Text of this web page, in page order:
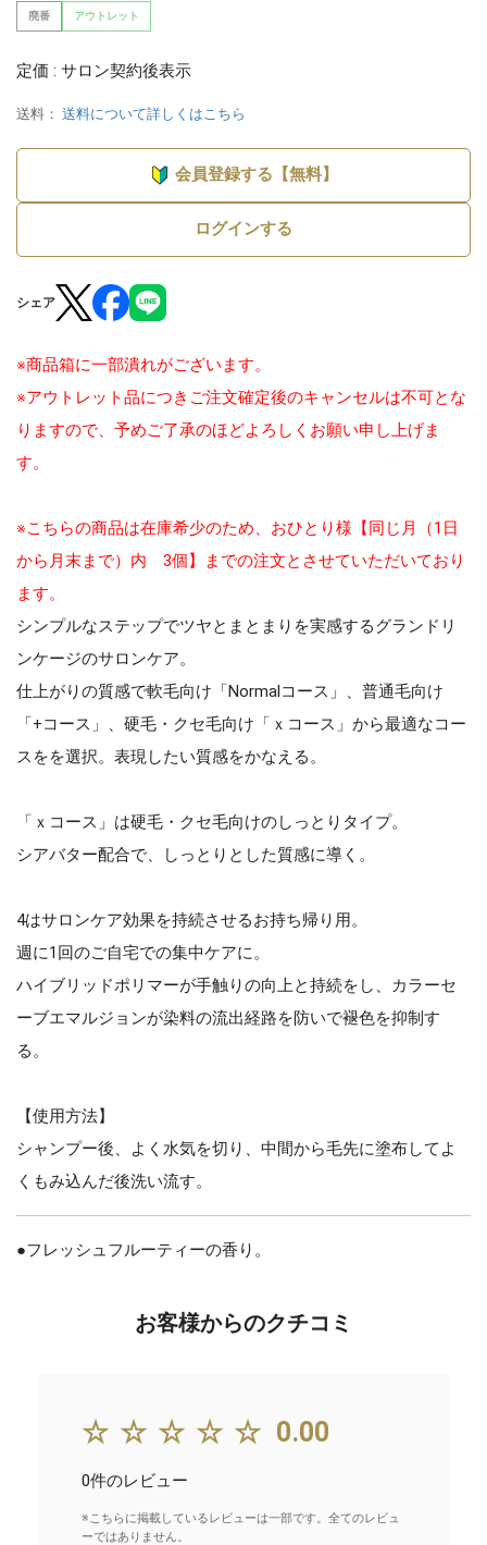
廃番 アウトレット
定価 : サロン契約後表示
送料： 送料について詳しくはこちら
会員登録する【無料】
ログインする
シェア
※商品箱に一部潰れがございます。
※アウトレット品につきご注文確定後のキャンセルは不可とな
りますので、予めご了承のほどよろしくお願い申し上げま
す。
※こちらの商品は在庫希少のため、おひとり様【同じ月（1日
から月末まで）内 3個】までの注文とさせていただいており
ます。
シンプルなステップでツヤとまとまりを実感するグランドリ
ンケージのサロンケア。
仕上がりの質感で軟毛向け「Normalコース」、普通毛向け
「+コース」、硬毛・クセ毛向け「ｘコース」から最適なコー
スをを選択。表現したい質感をかなえる。
「ｘコース」は硬毛・クセ毛向けのしっとりタイプ。
シアバター配合で、しっとりとした質感に導く。
4はサロンケア効果を持続させるお持ち帰り用。
週に1回のご自宅での集中ケアに。
ハイブリッドポリマーが手触りの向上と持続をし、カラーセ
ーブエマルジョンが染料の流出経路を防いで褪色を抑制す
る。
【使用方法】
シャンプー後、よく水気を切り、中間から毛先に塗布してよ
くもみ込んだ後洗い流す。
●フレッシュフルーティーの香り。
お客様からのクチコミ
☆☆☆☆☆ 0.00
0件のレビュー
※こちらに掲載しているレビューは一部です。全てのレビュ
ーではありません。